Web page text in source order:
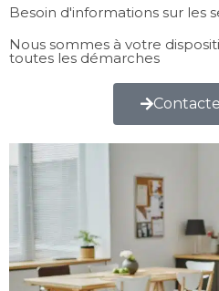
Besoin d'informations sur les
Nous sommes à votre
toutes les démarches